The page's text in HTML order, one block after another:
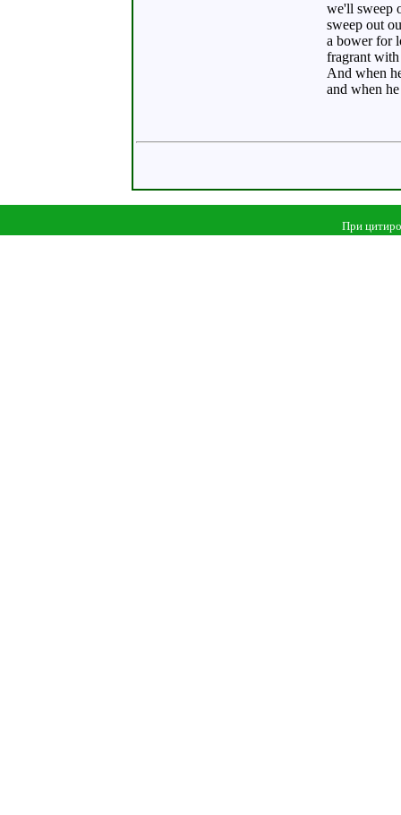
we'll sweep
sweep out
a bower for
fragrant
And when
and when
При